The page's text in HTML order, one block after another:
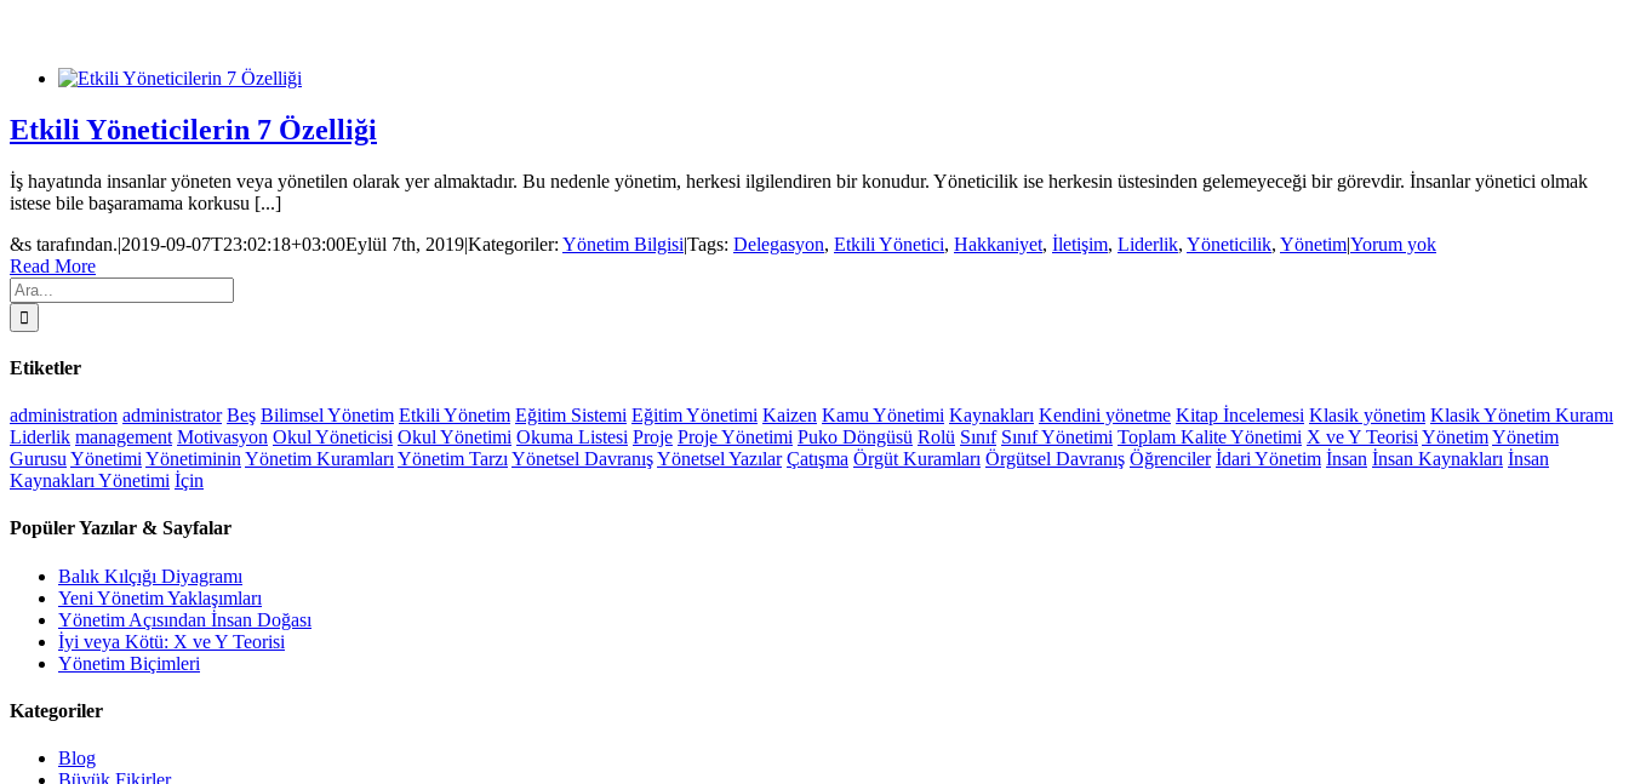
Etkili Yöneticilerin 7 Özelliği
İş hayatında insanlar yöneten veya yönetilen olarak yer almaktadır. Bu nedenle yönetim, herkesi ilgilendiren bir konudur. Yöneticilik ise herkesin üstesinden gelemeyeceği bir görevdir. İnsanlar yönetici olmak
istese bile başaramama korkusu [...]
&s tarafından.|2019-09-07T23:02:18+03:00Eylül 7th, 2019|Kategoriler: Yönetim Bilgisi|Tags: Delegasyon, Etkili Yönetici, Hakkaniyet, İletişim, Liderlik, Yöneticilik, Yönetim|Yorum yok
Read More
Ara:
Etiketler
administration administrator Beş Bilimsel Yönetim Etkili Yönetim Eğitim Sistemi Eğitim Yönetimi Kaizen Kamu Yönetimi Kaynakları Kendini yönetme Kitap İncelemesi Klasik yönetim Klasik Yönetim Kuramı
Liderlik management Motivasyon Okul Yöneticisi Okul Yönetimi Okuma Listesi Proje Proje Yönetimi Puko Döngüsü Rolü Sınıf Sınıf Yönetimi Toplam Kalite Yönetimi X ve Y Teorisi YönetimYönetim
Gurusu Yönetimi Yönetiminin Yönetim Kuramları Yönetim Tarzı Yönetsel DavranışYönetsel Yazılar Çatışma Örgüt Kuramları Örgütsel Davranış Öğrenciler İdari Yönetim İnsan İnsan Kaynakları İnsan
Kaynakları Yönetimi İçin
Popüler Yazılar & Sayfalar
Balık Kılçığı Diyagramı
Yeni Yönetim Yaklaşımları
Yönetim Açısından İnsan Doğası
İyi veya Kötü: X ve Y Teorisi
Yönetim Biçimleri
Kategoriler
Blog